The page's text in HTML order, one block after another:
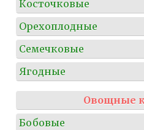
Косточковые
Орехоплодные
Семечковые
Ягодные
Овощные
Бобовые